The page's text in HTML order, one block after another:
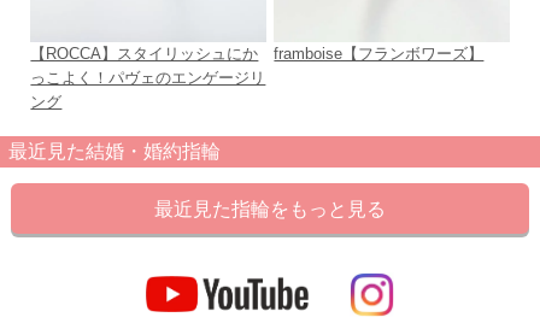
【ROCCA】スタイリッシュにか
っこよく！パヴェのエンゲージリ
ング
framboise【フランボワーズ】
最近見た結婚・婚約指輪
最近見た指輪をもっと見る